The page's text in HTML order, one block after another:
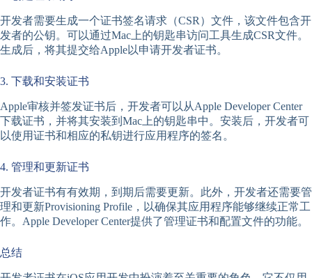
开发者需要生成一个证书签名请求（CSR）文件，该文件包含开
发者的公钥。可以通过Mac上的钥匙串访问工具生成CSR文件。
生成后，将其提交给Apple以申请开发者证书。
3. 下载和安装证书
Apple审核并签发证书后，开发者可以从Apple Developer Center
下载证书，并将其安装到Mac上的钥匙串中。安装后，开发者可
以使用证书和相应的私钥进行应用程序的签名。
4. 管理和更新证书
开发者证书有有效期，到期后需要更新。此外，开发者还需要管
理和更新Provisioning Profile，以确保其应用程序能够继续正常工
作。Apple Developer Center提供了管理证书和配置文件的功能。
总结